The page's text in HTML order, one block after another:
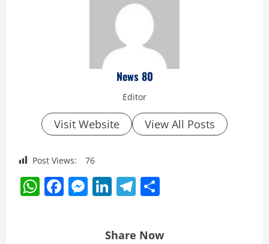
News 80
Editor
Visit Website View All Posts
Post Views: 76
WhatsApp
Facebook
Messenger
LinkedIn
Telegram
Share Now